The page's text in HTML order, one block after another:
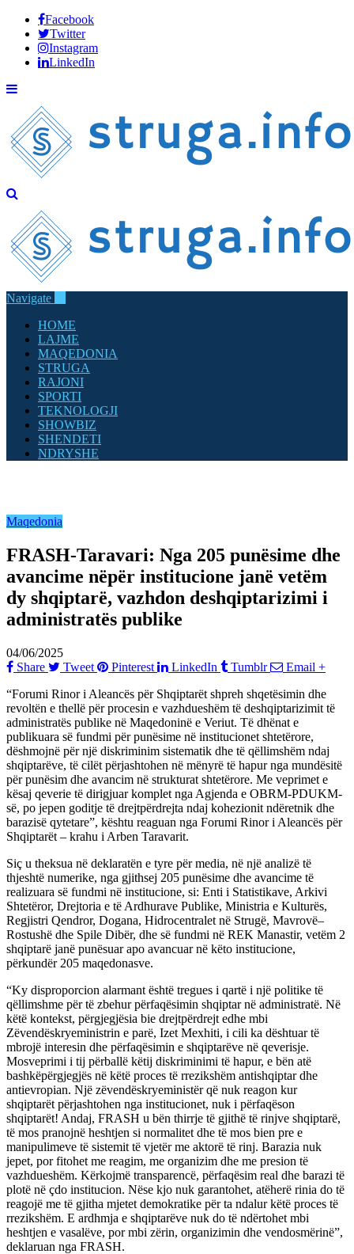
Facebook
Twitter
Instagram
LinkedIn
Navigate
HOME
LAJME
MAQEDONIA
STRUGA
RAJONI
SPORTI
TEKNOLOGJI
SHOWBIZ
SHENDETI
NDRYSHE
Maqedonia
FRASH-Taravari: Nga 205 punësime dhe
avancime nëpër institucione janë vetëm
dy shqiptarë, vazhdon deshqiptarizimi i
administratës publike
04/06/2025
Share
Tweet Pinterest LinkedIn Tumblr Email +
“Forumi Rinor i Aleancës për Shqiptarët shpreh shqetësimin dhe
revoltën e thellë për procesin e vazhdueshëm të deshqiptarizimit të
administratës publike në Maqedoninë e Veriut. Të dhënat e
publikuara së fundmi për punësime në institucionet shtetërore,
dëshmojnë për një diskriminim sistematik dhe të qëllimshëm ndaj
shqiptarëve, të cilët përjashtohen në mënyrë të hapur nga mundësitë
për punësim dhe avancim në strukturat shtetërore. Me veprimet e
kësaj qeverie të dirigjuar komplet nga Agjenda e OBRM-PDUKM-
së, po jepen goditje të drejtpërdrejta ndaj kohezionit ndëretnik dhe
barazisë qytetare”, kështu reaguan nga Forumi Rinor i Aleancës për
Shqiptarët – krahu i Arben Taravarit.
Siç u theksua në deklaratën e tyre për media, në një analizë të
thjeshtë numerike, nga gjithsej 205 punësime dhe avancime të
realizuara së fundmi në institucione, si: Enti i Statistikave, Arkivi
Shtetëror, Drejtoria e të Ardhurave Publike, Ministria e Kulturës,
Regjistri Qendror, Dogana, Hidrocentralet në Strugë, Mavrovë–
Rostushë dhe Spile Dibër, dhe së fundmi në REK Manastir, vetëm 2
shqiptarë janë punësuar apo avancuar në këto institucione,
përkundër 205 maqedonasve.
“Ky disproporcion alarmant është tregues i qartë i një politike të
qëllimshme për të zbehur përfaqësimin shqiptar në administratë. Në
këtë kontekst, përgjegjësia bie drejtpërdrejt edhe mbi
Zëvendëskryeministrin e parë, Izet Mexhiti, i cili ka dështuar të
mbrojë interesin dhe përfaqësimin e shqiptarëve në qeverisje.
Mosveprimi i tij përballë këtij diskriminimi të hapur, e bën atë
bashkëpërgjegjës në këtë proces të rrezikshëm antishqiptar dhe
antievropian. Një zëvendëskryeministër që nuk reagon kur
shqiptarët përjashtohen nga institucionet, nuk i përfaqëson
shqiptarët! Andaj, FRASH u bën thirrje të gjithë të rinjve shqiptarë,
të mos pranojnë heshtjen si normalitet dhe të mos bien pre e
manipulimeve të sistemit të vjetër me aktorë të rinj. Barazia nuk
jepet, por fitohet me reagim, me organizim dhe me presion të
vazhdueshëm. Kërkojmë transparencë, përfaqësim real dhe barazi të
plotë në çdo institucion. Nëse kjo nuk garantohet, atëherë rinia do të
reagojë me të gjitha mjetet demokratike për ta ndalur këtë proces të
rrezikshëm. E ardhmja e shqiptarëve nuk do të ndërtohet mbi
heshtjen e vasalëve, por mbi zërin, organizimin dhe vendosmërinë”,
deklaruan nga FRASH.